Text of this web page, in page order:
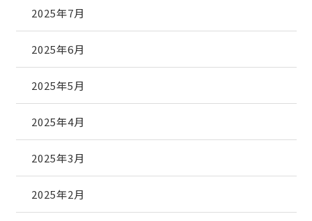
2025年7月
2025年6月
2025年5月
2025年4月
2025年3月
2025年2月